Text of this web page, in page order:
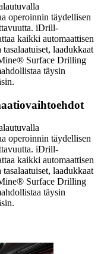
operoinnin täydellisen
iDrill-
kaikki automaattisen
laadukkaat
Surface Drilling
täysin
operoinnin täydellisen
iDrill-
kaikki automaattisen
laadukkaat
Surface Drilling
täysin